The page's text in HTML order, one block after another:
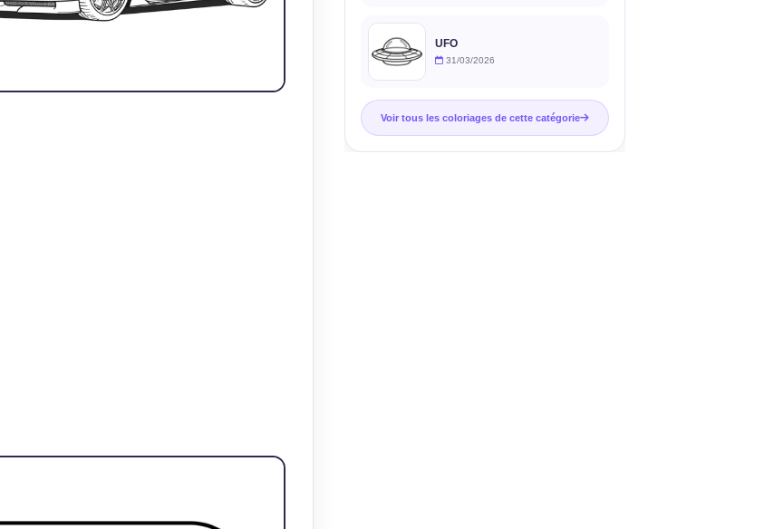
UFO
31/03/2026
Voir tous les coloriages de cette catégorie